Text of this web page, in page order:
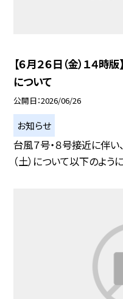
【６月２６日（金）１４
について
公開日 2026/06/26
お知らせ
台風７号・８号接近に伴い
（土）について以下のよう